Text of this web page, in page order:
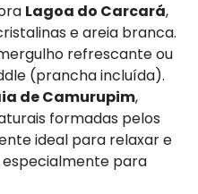
Lagoa do Carcará,
e areia branca.
refrescante ou
(prancha incluída).
de Camurupim,
formadas pelos
ideal para relaxar e
para